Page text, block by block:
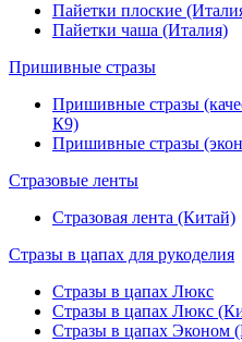
Пайетки плоские
Пайетки чаша (Италия)
Пришивные стразы
Пришивные стразы
К9)
Пришивные стразы
Стразовые ленты
Стразовая лента (Китай)
Стразы в цапах для рукоделия
Стразы в цапах Люкс
Стразы в цапах Люкс
Стразы в цапах Эконом